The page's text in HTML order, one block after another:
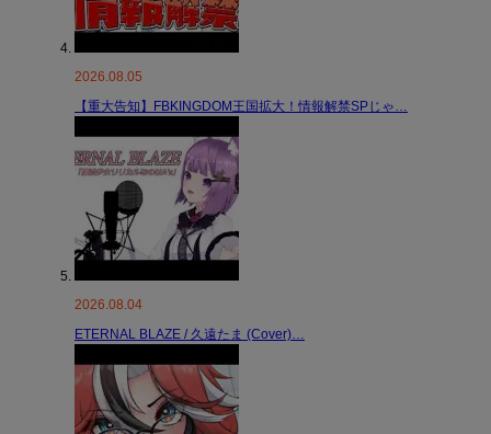
2026.08.05
【重大告知】FBKINGDOM王国拡大！情報解禁SPじゃ…
2026.08.04
ETERNAL BLAZE / 久遠たま (Cover)…